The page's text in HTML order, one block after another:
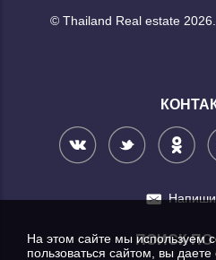
© Thailand Real estate
ПОИСК ПО
На этом сайте мы используем
пользоваться сайтом, вы даете